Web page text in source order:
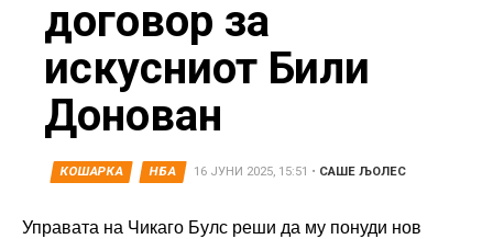
hereдоговор за
искусниот Били
Донован
КОШАРКА НБА 16 ЈУНИ 2025, 15:51 • САШЕ ЉОЛЕС
Управата на Чикаго Булс реши да му понуди нов